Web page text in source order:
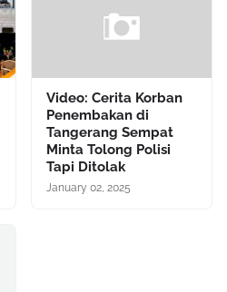
Video: Cerita Korban
Penembakan di
Tangerang Sempat
Minta Tolong Polisi
Tapi Ditolak
January 02, 2025